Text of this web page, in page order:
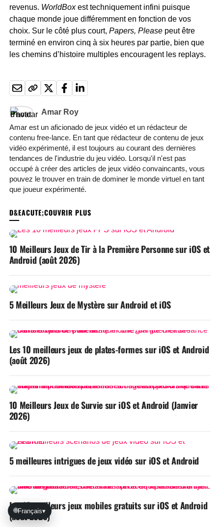
revenus. WorldBoxest techniquement infini puisque
chaque monde joue différemment en fonction de vos
choix. Sur le côté plus court, Papers, Pleasepeut être
terminé en environ cinq à six heures par partie, bien que
les chemins d’histoire multiples encouragent les replays.
Amar Roy
Amar est un aficionado de jeux vidéo et un rédacteur de
contenu free-lance. En tant que rédacteur de contenu de jeux
vidéo expérimenté, il est toujours au courant des dernières
tendances de l'industrie du jeu vidéo. Lorsqu'il n'est pas
occupé à créer des articles de jeux vidéo convaincants, vous
pouvez le trouver en train de dominer le monde virtuel en tant
que joueur expérimenté.
10 Meilleurs Jeux de Tir à la Première Personne sur iOS et
Android (août 2026)
5 Meilleurs Jeux de Mystère sur Android et iOS
Les 10 meilleurs jeux de plates-formes sur iOS et Android
(août 2026)
10 Meilleurs Jeux de Survie sur iOS et Android (Janvier
2026)
5 meilleures intrigues de jeux vidéo sur iOS et Android
Les 10 meilleurs jeux mobiles gratuits sur iOS et Android
(août 2026)
🌐Français▾